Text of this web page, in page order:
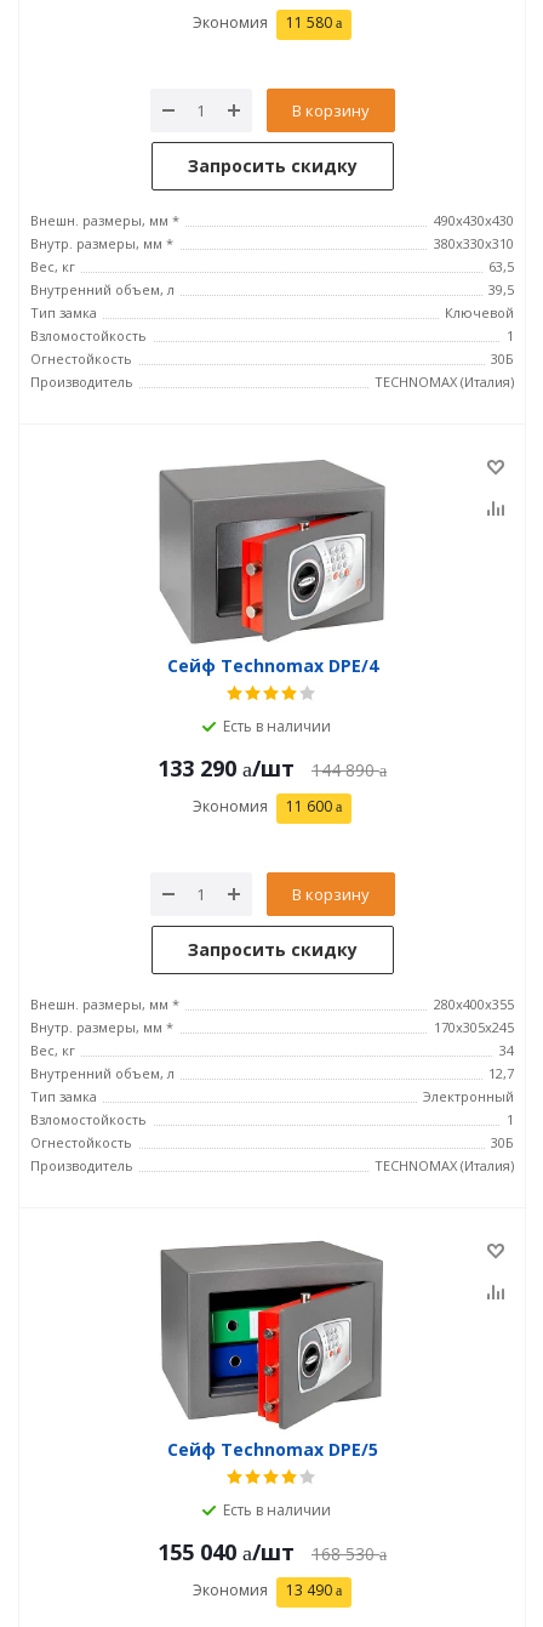
Экономия 11 580
В корзину
Запросить скидку
Внешн. размеры, мм *
490х430х430
Внутр. размеры, мм *
380х330х310
Вес, кг
63,5
Внутренний объем, л
39,5
Тип замка
Ключевой
Взломостойкость
1
Огнестойкость
30Б
Производитель
TECHNOMAX (Италия)
Сейф Technomax DPE/4
Есть в наличии
133 290 /шт 144 890
Экономия 11 600
В корзину
Запросить скидку
Внешн. размеры, мм *
280х400х355
Внутр. размеры, мм *
170х305х245
Вес, кг
34
Внутренний объем, л
12,7
Тип замка
Электронный
Взломостойкость
1
Огнестойкость
30Б
Производитель
TECHNOMAX (Италия)
Сейф Technomax DPE/5
Есть в наличии
155 040 /шт 168 530
Экономия 13 490